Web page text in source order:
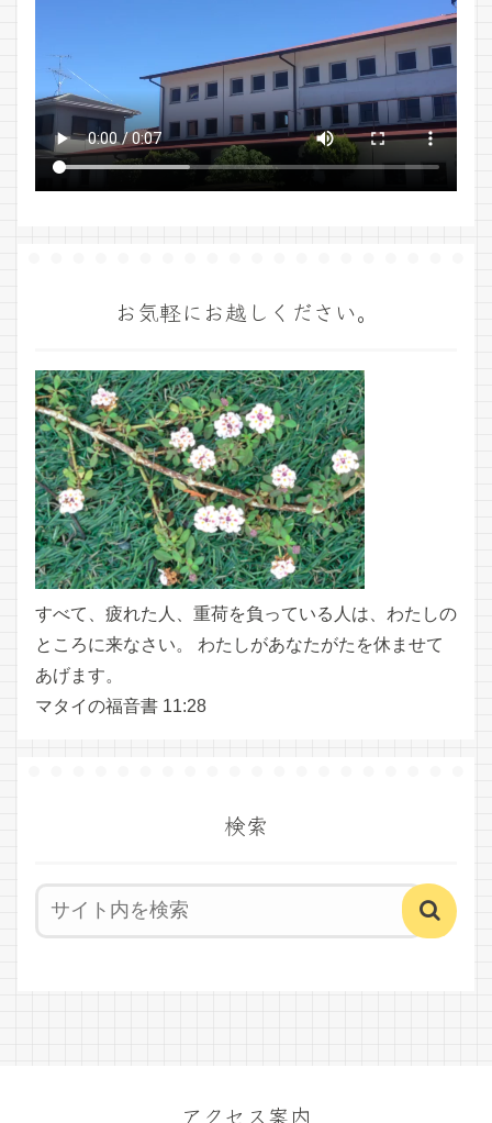
お気軽にお越しください。
すべて、疲れた人、重荷を負っている人は、わたしの
ところに来なさい。 わたしがあなたがたを休ませて
あげます。
マタイの福音書 11:28
検索
アクセス案内